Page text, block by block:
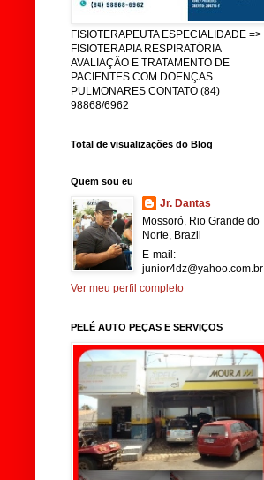
FISIOTERAPEUTA ESPECIALIDADE =>
FISIOTERAPIA RESPIRATÓRIA
AVALIAÇÃO E TRATAMENTO DE
PACIENTES COM DOENÇAS
PULMONARES CONTATO (84)
98868/6962
Total de visualizações do Blog
Quem sou eu
Jr. Dantas
Mossoró, Rio Grande do
Norte, Brazil
E-mail:
junior4dz@yahoo.com.br
Ver meu perfil completo
PELÉ AUTO PEÇAS E SERVIÇOS